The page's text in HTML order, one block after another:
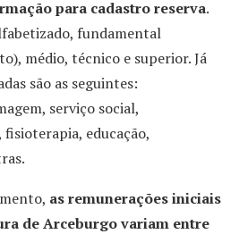
para cadastro reserva.
fundamental
médio, técnico e superior. Já
são as seguintes:
serviço social,
educação,
as remunerações iniciais
de Arceburgo variam entre